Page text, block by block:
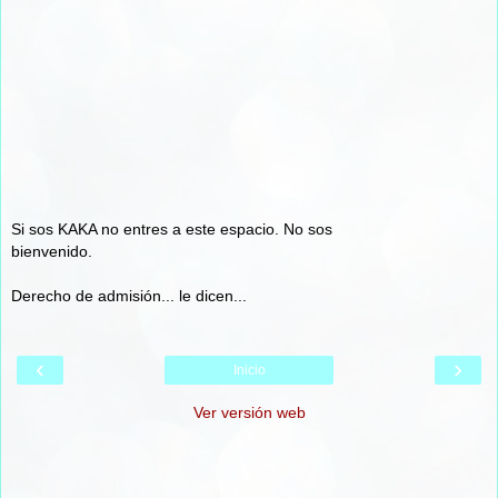
Si sos KAKA no entres a este espacio. No sos
bienvenido.
Derecho de admisión... le dicen...
‹ ›
Inicio
Ver versión web